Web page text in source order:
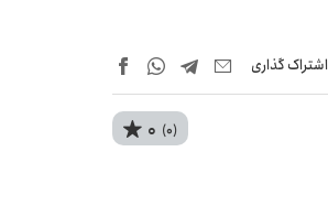
اشتراک‌ گذاری
0 (0)